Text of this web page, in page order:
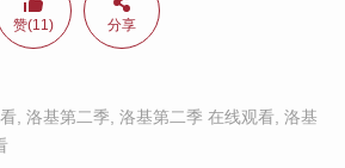
赞(11) 分享
, 洛基第二季 洛基第二季 在线观看, 洛基